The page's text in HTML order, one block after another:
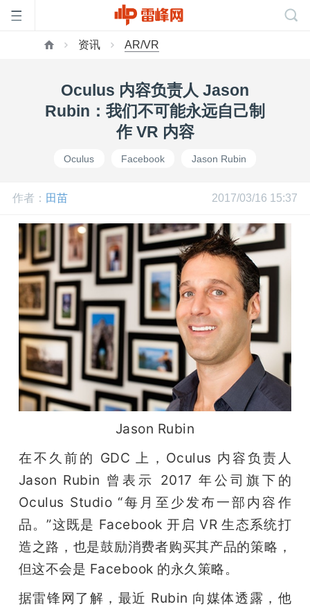
页
网
公
开
课
活
中
心
GAIR
专
资讯 AR/VR
Oculus 内容负责人 Jason
Rubin：我们不可能永远自己制
作 VR 内容
Oculus Facebook Jason Rubin
作者： 田苗 2017/03/16 15:37
Jason Rubin
在不久前的 GDC 上，Oculus 内容负责人
Jason Rubin 曾表示 2017 年公司旗下的
Oculus Studio “每月至少发布一部内容作
品。”这既是 Facebook 开启 VR 生态系统打
造之路，也是鼓励消费者购买其产品的策略，
但这不会是 Facebook 的永久策略。
据雷锋网了解，最近 Rubin 向媒体透露，他